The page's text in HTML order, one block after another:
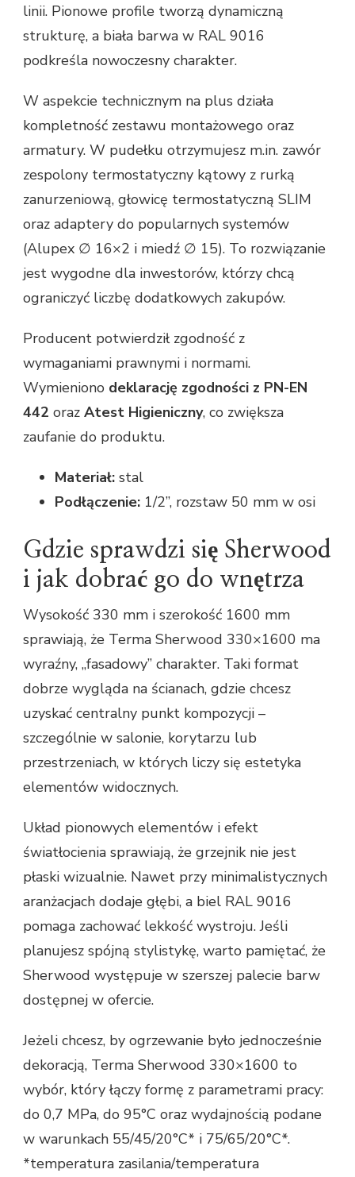
linii. Pionowe profile tworzą dynamiczną
strukturę, a biała barwa w RAL 9016
podkreśla nowoczesny charakter.
W aspekcie technicznym na plus działa
kompletność zestawu montażowego oraz
armatury. W pudełku otrzymujesz m.in. zawór
zespolony termostatyczny kątowy z rurką
zanurzeniową, głowicę termostatyczną SLIM
oraz adaptery do popularnych systemów
(Alupex ∅ 16×2 i miedź ∅ 15). To rozwiązanie
jest wygodne dla inwestorów, którzy chcą
ograniczyć liczbę dodatkowych zakupów.
Producent potwierdził zgodność z
wymaganiami prawnymi i normami.
Wymieniono deklarację zgodności z PN-EN
442 oraz Atest Higieniczny, co zwiększa
zaufanie do produktu.
Materiał: stal
Podłączenie: 1/2”, rozstaw 50 mm w osi
Gdzie sprawdzi się Sherwood
i jak dobrać go do wnętrza
Wysokość 330 mm i szerokość 1600 mm
sprawiają, że Terma Sherwood 330×1600 ma
wyraźny, „fasadowy” charakter. Taki format
dobrze wygląda na ścianach, gdzie chcesz
uzyskać centralny punkt kompozycji –
szczególnie w salonie, korytarzu lub
przestrzeniach, w których liczy się estetyka
elementów widocznych.
Układ pionowych elementów i efekt
światłocienia sprawiają, że grzejnik nie jest
płaski wizualnie. Nawet przy minimalistycznych
aranżacjach dodaje głębi, a biel RAL 9016
pomaga zachować lekkość wystroju. Jeśli
planujesz spójną stylistykę, warto pamiętać, że
Sherwood występuje w szerszej palecie barw
dostępnej w ofercie.
Jeżeli chcesz, by ogrzewanie było jednocześnie
dekoracją, Terma Sherwood 330×1600 to
wybór, który łączy formę z parametrami pracy:
do 0,7 MPa, do 95°C oraz wydajnością podane
w warunkach 55/45/20°C* i 75/65/20°C*.
*temperatura zasilania/temperatura